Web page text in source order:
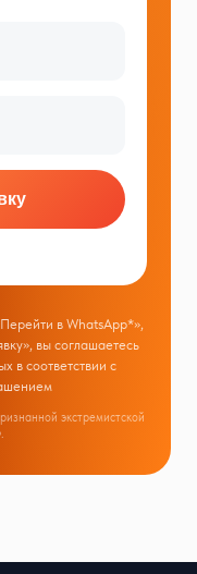
в WhatsApp*»,
вы соглашаетесь
в соответствии с
экстремистской